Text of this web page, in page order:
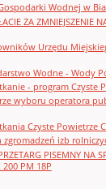
Wodnej w
ZA ZMNIEJSZENIE
Urzędu
Wodne - Wody
- program Czyste
wyboru operatora
Czyste Powietrze
izb
PISEMNY NA
200 PM 18P